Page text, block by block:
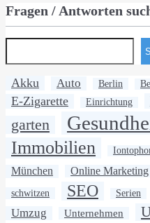
Fragen / Antworten
Akku Auto Berlin
E-Zigarette
Einrichtung
garten
Immobilien
München Online Marketing
schwitzen SEO Serien
Umzug Unternehmen